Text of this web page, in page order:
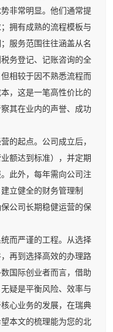
非常明显。他们通常提
拥有成熟的流程模板与
服务范围往往涵盖从名
务登记、记账咨询的全
相较于因不熟悉流程而
，这是一笔高性价比的
其在业内的声誉、成功
的起点。公司成立后，
额达到标准），并定期
此外，每年需向公司注
立健全的财务管理制
公司长期稳健运营的保
而严谨的工程。从选择
再到选择高效的办理路
国际创业者而言，借助
疑是平衡风险、效率与
心业务的发展，在瑞典
本文的梳理能为您的北